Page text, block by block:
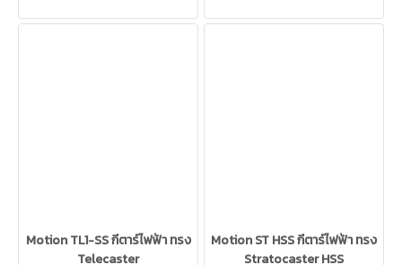
Motion TL1-SS กีตาร์ไฟฟ้า ทรง
Telecaster
Motion ST HSS กีตาร์ไฟฟ้า ทรง
Stratocaster HSS